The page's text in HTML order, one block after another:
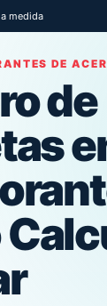
a medida
DE
de